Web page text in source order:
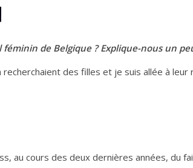
de Belgique ? Explique-nous un
des filles et je suis allée à leur
au cours des deux dernières années, du